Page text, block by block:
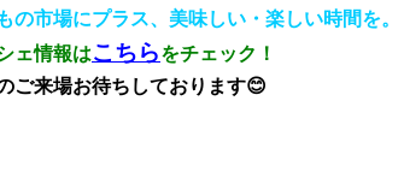
の市場にプラス、美味しい・楽しい時間を。
ェ情報はこちらをチェック！
ご来場お待ちしております😊